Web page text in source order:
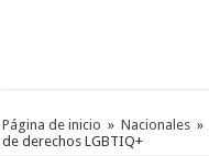
Página de inicio » Nacionales »
de derechos LGBTIQ+